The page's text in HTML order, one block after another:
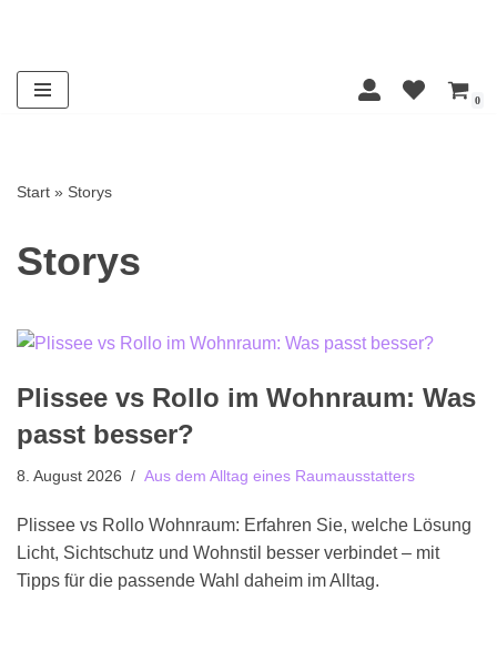
Inhalt
0
Start » Storys
Storys
Plissee vs Rollo im Wohnraum: Was
passt besser?
8. August 2026 Aus dem Alltag eines Raumausstatters
Plissee vs Rollo Wohnraum: Erfahren Sie, welche Lösung
Licht, Sichtschutz und Wohnstil besser verbindet – mit
Tipps für die passende Wahl daheim im Alltag.